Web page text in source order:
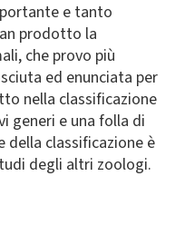
e tanto
prodotto la
che provo più
ed enunciata per
nella classificazione
generi e una folla di
della classificazione è
degli altri zoologi.